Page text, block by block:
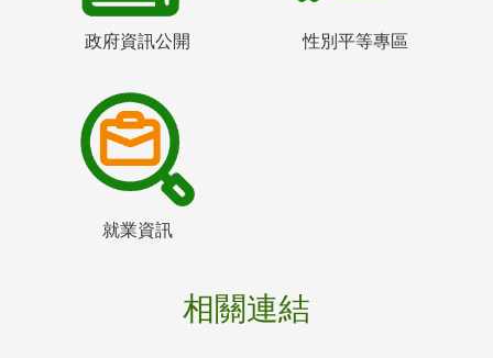
政府資訊公開 性別平等專區
就業資訊
相關連結